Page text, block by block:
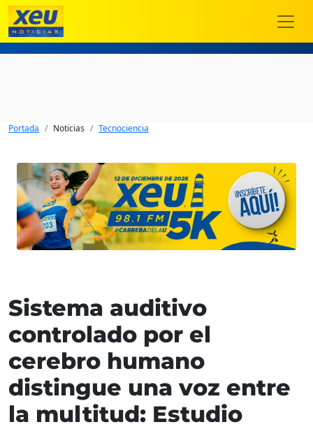
Portada Noticias Tecnociencia
Sistema auditivo
controlado por el
cerebro humano
distingue una voz entre
la multitud: Estudio